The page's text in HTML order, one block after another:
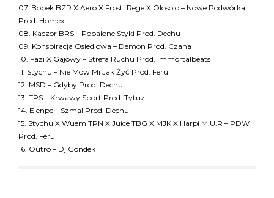
07. Bobek BZR X Aero X Frosti Rege X Olosolo – Nowe Podwórka
Prod. Homex
08. Kaczor BRS – Popalone Styki Prod. Dechu
09. Konspiracja Osiedlowa – Demon Prod. Czaha
10. Fazi X Gajowy – Strefa Ruchu Prod. Immortalbeats
11. Stychu – Nie Mów Mi Jak Żyć Prod. Feru
12. MSD – Gdyby Prod. Dechu
13. TPS – Krwawy Sport Prod. Tytuz
14. Elenpe – Szmal Prod. Dechu
15. Stychu X Wuem TPN X Juice TBG X MJK X Harpi M.U.R – PDW
Prod. Feru
16. Outro – Dj Gondek